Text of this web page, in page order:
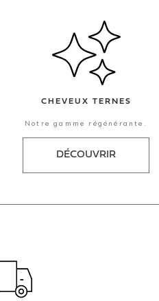
CHEVEUX TERNES
Notre gamme régénérante.
DÉCOUVRIR